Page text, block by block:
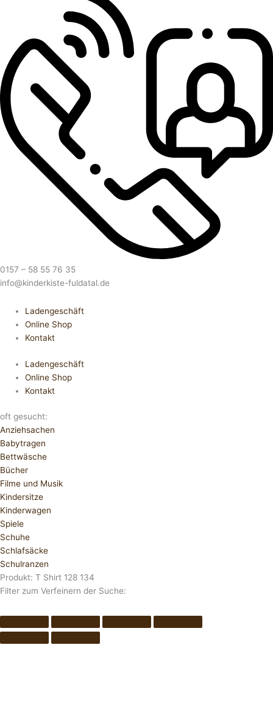
0157 – 58 55 76 35
info@kinderkiste-fuldatal.de
Ladengeschäft
Online Shop
Kontakt
Ladengeschäft
Online Shop
Kontakt
oft gesucht:
Anziehsachen
Babytragen
Bettwäsche
Bücher
Filme und Musik
Kindersitze
Kinderwagen
Spiele
Schuhe
Schlafsäcke
Schulranzen
Produkt: T Shirt 128 134
Filter zum Verfeinern der Suche: